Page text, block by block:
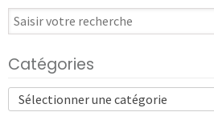
Catégories